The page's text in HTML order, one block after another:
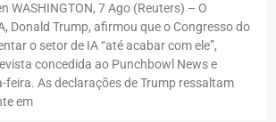
WASHINGTON, 7 Ago (Reuters) – O
Donald Trump, afirmou que o Congresso do
o setor de IA “até acabar com ele”,
concedida ao Punchbowl News e
feira. As declarações de Trump ressaltam
em